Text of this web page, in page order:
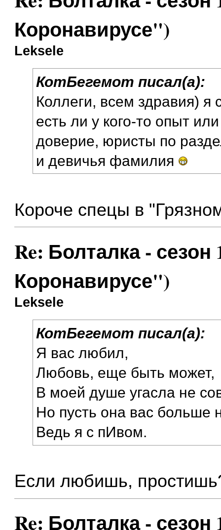
Коронавирусе")
Leksele
КотБегемот писал(а):
Коллеги, всем здравия)
есть ли у кого-то опыт
доверие, юристы по
и девичья фамилия
Короче спецы в
Re: Болталка -
Коронавирусе")
Leksele
КотБегемот писал(а):
Я вас любил,
Любовь, еще быть может,
В моей душе угасла не
Но пусть она вас больше
Ведь я с пИвом.
Если любишь,
Re: Болталка -